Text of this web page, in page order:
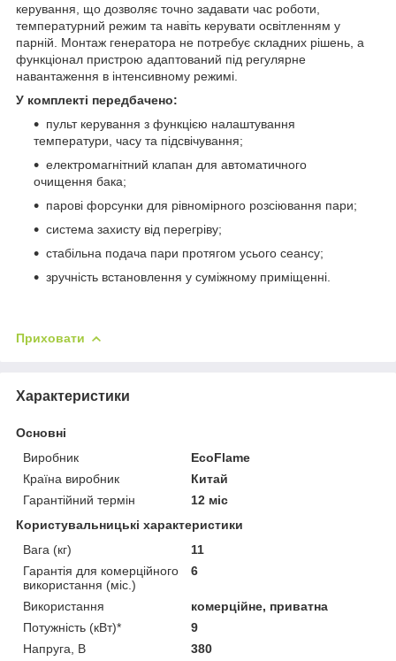
керування, що дозволяє точно задавати час роботи,
температурний режим та навіть керувати освітленням у
парній. Монтаж генератора не потребує складних рішень, а
функціонал пристрою адаптований під регулярне
навантаження в інтенсивному режимі.
У комплекті передбачено:
пульт керування з функцією налаштування
температури, часу та підсвічування;
електромагнітний клапан для автоматичного
очищення бака;
парові форсунки для рівномірного розсіювання пари;
система захисту від перегріву;
стабільна подача пари протягом усього сеансу;
зручність встановлення у суміжному приміщенні.
Приховати
Характеристики
Основні
Виробник
EcoFlame
Країна виробник
Китай
Гарантійний термін
12 міс
Користувальницькі характеристики
Вага (кг)
11
Гарантія для комерційного
використання (міс.)
6
Використання
комерційне, приватна
Потужність (кВт)*
9
Напруга, В
380